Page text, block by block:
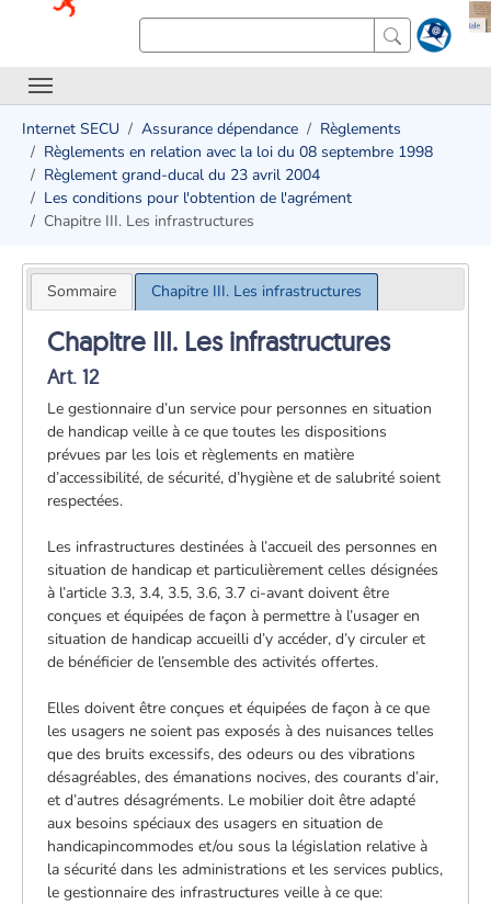
Internet SECU Assurance dépendance
Règlements
Règlements en relation avec la loi du 08 septembre 1998
Règlement grand-ducal du 23 avril 2004
Les conditions pour l'obtention de l'agrément
Chapitre III. Les infrastructures
Sommaire Chapitre III. Les infrastructures
Chapitre III. Les infrastructures
Art. 12
Le gestionnaire d’un service pour personnes en situation
de handicap veille à ce que toutes les dispositions
prévues par les lois et règlements en matière
d’accessibilité, de sécurité, d’hygiène et de salubrité soient
respectées.
Les infrastructures destinées à l’accueil des personnes en
situation de handicap et particulièrement celles désignées
à l’article 3.3, 3.4, 3.5, 3.6, 3.7 ci-avant doivent être
conçues et équipées de façon à permettre à l’usager en
situation de handicap accueilli d’y accéder, d’y circuler et
de bénéficier de l’ensemble des activités offertes.
Elles doivent être conçues et équipées de façon à ce que
les usagers ne soient pas exposés à des nuisances telles
que des bruits excessifs, des odeurs ou des vibrations
désagréables, des émanations nocives, des courants d’air,
et d’autres désagréments. Le mobilier doit être adapté
aux besoins spéciaux des usagers en situation de
handicapincommodes et/ou sous la législation relative à
la sécurité dans les administrations et les services publics,
le gestionnaire des infrastructures veille à ce que: